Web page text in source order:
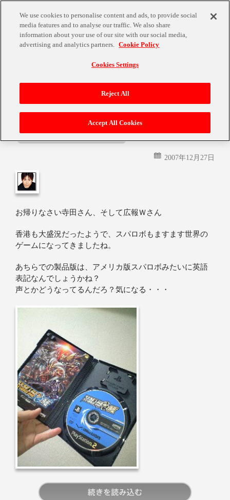
2007年12月27日
お帰りなさい寺田さん、そして広報Ｗさん
香港も大盛況だったようで、スパロボもますます世界の
ゲームになってきましたね。
あちらでの製品版は、アメリカ版スパロボみたいに英語
表記なんでしょうかね？
声とかどうなってるんだろ？気になる・・・
We use cookies to personalise content and ads, to provide social
media features and to analyse our traffic. We also share
information about your use of our site with our social media,
advertising and analytics partners. Cookie Policy
Cookies Settings
Reject All
Accept All Cookies